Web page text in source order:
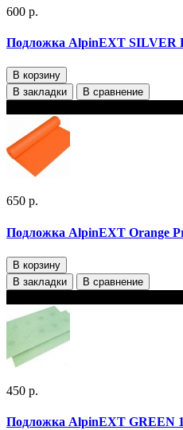
600 р.
Подложка AlpinEXT SILVER
В корзину
В закладки
В сравнение
650 р.
Подложка AlpinEXT Orange
В корзину
В закладки
В сравнение
450 р.
Подложка AlpinEXT GREEN